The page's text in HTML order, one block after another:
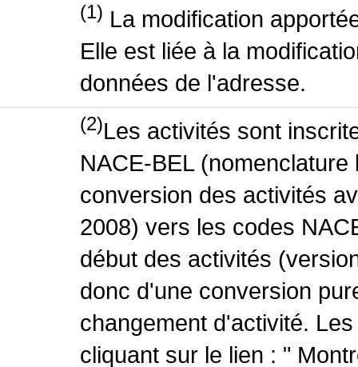
(1) La modification
Elle est liée à la
données de l'adresse.
(2)Les activités sont
NACE-BEL
conversion des activités
2008) vers les codes
début des activités
donc d'une conversion
changement d'activité.
cliquant sur le lien : "